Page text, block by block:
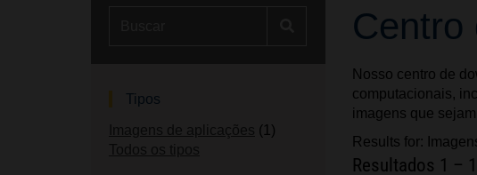
Centro
Nosso centro de
computacionais,
imagens que
Results for:
Resultados 1 – 1
Tipos
Imagens de aplicações (1)
Todos os tipos